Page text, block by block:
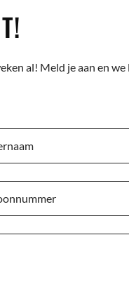
al! Meld je aan en